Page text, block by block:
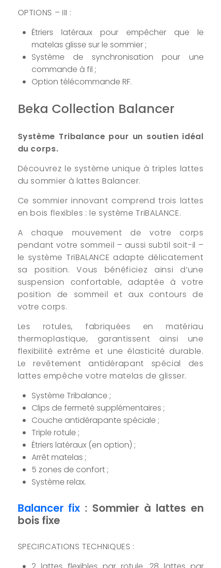
OPTIONS – III :
Étriers latéraux pour empêcher que le
matelas glisse sur le sommier ;
Système de synchronisation pour une
commande à fil ;
Option télécommande RF.
Beka Collection Balancer
Système Tribalance pour un soutien idéal
du corps.
Découvrez le système unique à triples lattes
du sommier à lattes Balancer.
Ce sommier innovant comprend trois lattes
en bois flexibles : le système TriBALANCE.
A chaque mouvement de votre corps
pendant votre sommeil – aussi subtil soit-il –
le système TriBALANCE adapte délicatement
sa position. Vous bénéficiez ainsi d’une
suspension confortable, adaptée à votre
position de sommeil et aux contours de
votre corps.
Les rotules, fabriquées en matériau
thermoplastique, garantissent ainsi une
flexibilité extrême et une élasticité durable.
Le revêtement antidérapant spécial des
lattes empêche votre matelas de glisser.
Système Tribalance ;
Clips de fermeté supplémentaires ;
Couche antidérapante spéciale ;
Triple rotule ;
Étriers latéraux (en option) ;
Arrêt matelas ;
5 zones de confort ;
Système relax.
Balancer fix : Sommier à lattes en
bois fixe
SPECIFICATIONS TECHNIQUES :